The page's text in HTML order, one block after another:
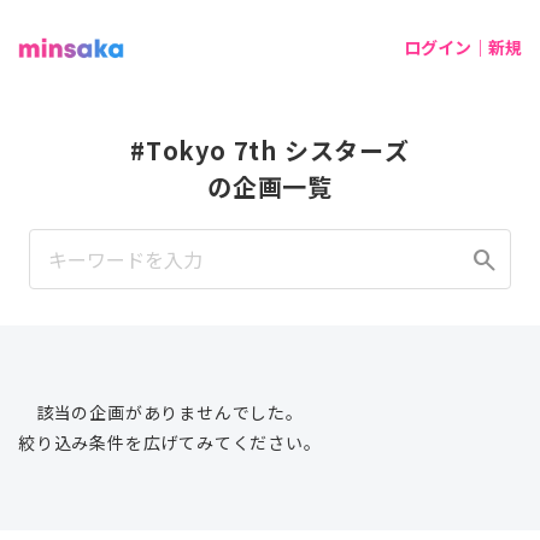
ログイン｜新規
#Tokyo 7th シスターズ
の企画一覧
search
該当の企画がありませんでした。
絞り込み条件を広げてみてください。